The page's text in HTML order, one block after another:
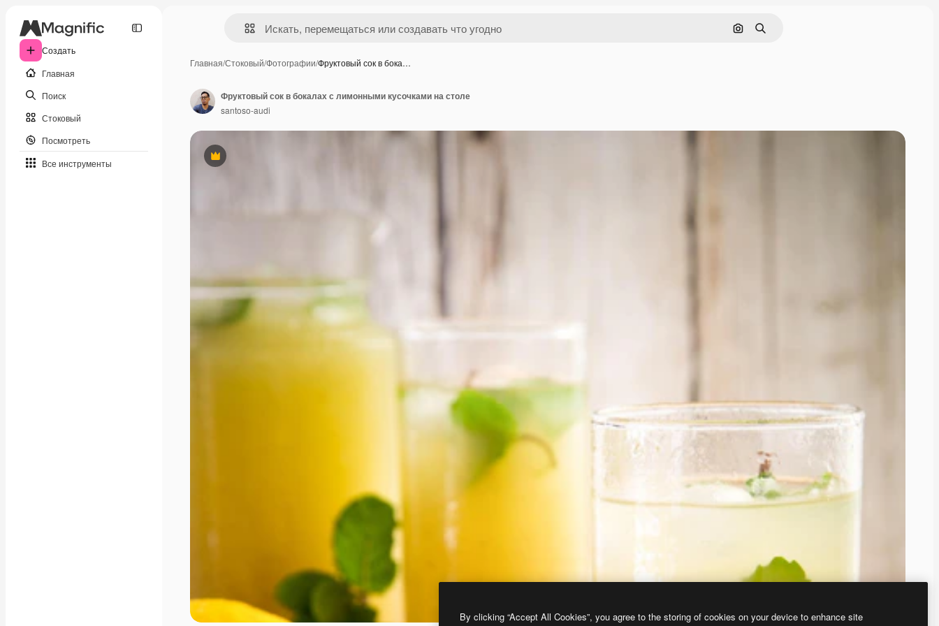
Создать
Главная
Поиск
Стоковый
Посмотреть
Все инструменты
Поиск по изображению
Поиск
Главная/Стоковый/Фотографии/Фруктовый сок в бока…
Премиум
Фруктовый сок в бокалах с лимонными кусочками на столе
santoso-audi
By clicking “Accept All Cookies”, you agree to the storing of cookies on your device to enhance site